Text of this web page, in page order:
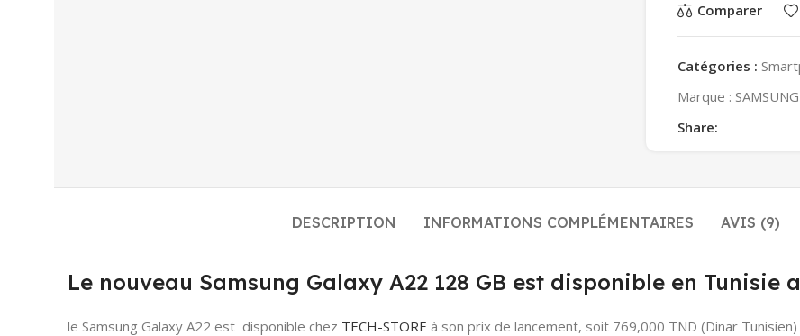
Comparer
Catégories :
Marque : SAMSUNG
Share:
DESCRIPTION INFORMATIONS COMPLÉMENTAIRES AVIS (9)
Le nouveau Samsung Galaxy A22 128 GB est disponible en Tunisie
le Samsung Galaxy A22 est disponible chez TECH-STORE à son prix de lancement, soit 769,000 TND (Dinar